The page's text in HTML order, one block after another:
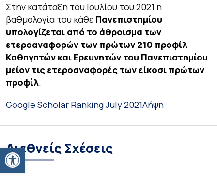
Ανοίξτε τη γραμμή εργαλείων
Στην κατάταξη του Ιουλίου του 2021 η
βαθμολογία του κάθε Πανεπιστημίου
υπολογίζεται από το άθροισμα των
ετεροαναφορών των πρώτων 210 προφίλ
Καθηγητών και Ερευνητών του Πανεπιστημίου
μείον τις ετεροαναφορές των είκοσι πρώτων
προφίλ.
Google Scholar Ranking July 2021Λήψη
Διεθνείς Σχέσεις